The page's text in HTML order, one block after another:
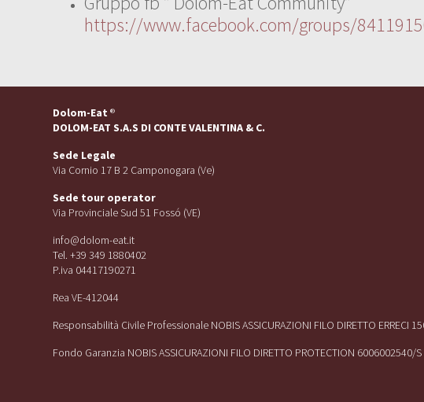
https://www.facebook.com/groups/
Dolom-Eat ®
DOLOM-EAT S.A.S DI CONTE VALENTINA & C.
Sede Legale
Via Cornio 17 B 2 Camponogara (Ve)
Sede tour operator
Via Provinciale Sud 51 Fossó (VE)
info@dolom-eat.it
Tel. +39 349 1880402
P.iva 04417190271
Rea VE-412044
Responsabilità Civile Professionale NOBIS ASSICURAZIONI FILO DIRETTO ERRECI
Fondo Garanzia NOBIS ASSICURAZIONI FILO DIRETTO PROTECTION 6006002540/S